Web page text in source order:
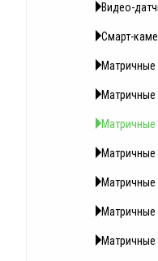
Видео-
Смарт-
Матричные
Матричные
Матричные
Матричные
Матричные
Матричные
Матричные